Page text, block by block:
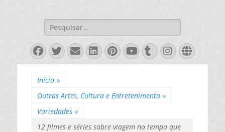
Pesquisar
por:
Facebook
Twitter
EmailLinkedIn
Pinterest
YouTube
Tumblr
Início »
Outras Artes, Cultura e Entretenimento »
Variedades »
12 filmes e séries sobre viagem no tempo que